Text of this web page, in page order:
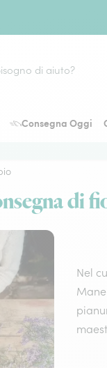
di aiuto?
Consegna Oggi
di
Nel